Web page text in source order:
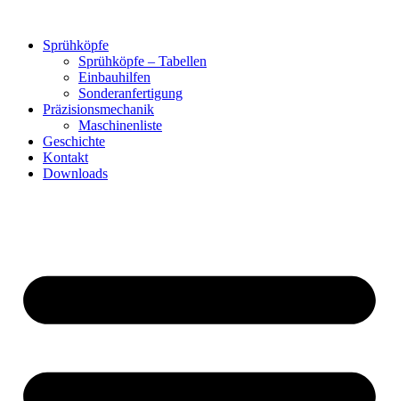
springenSprühköpfe
Sprühköpfe – Tabellen
Einbauhilfen
Sonderanfertigung
Präzisionsmechanik
Maschinenliste
Geschichte
Kontakt
Downloads